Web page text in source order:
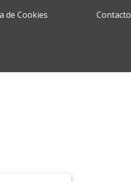
de Cookies Contacto